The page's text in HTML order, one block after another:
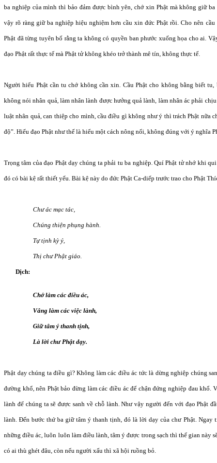
ba nghiệp của mình thì bảo đảm được bình yên, chớ xin Phật mà không giữ
vậy rõ ràng giữ ba nghiệp hiệu nghiệm hơn cầu xin đức Phật rồi. Cho nên
Phật đã từng tuyên bố rằng ta không có quyền ban phước xuống họa cho ai.
đạo Phật rất thực tế mà Phật tử không khéo trở thành mê tín, không thực tế.
Người hiểu Phật cần tu chớ không cần xin. Cầu Phật cho không bằng biết
không nói nhân quả, làm nhân lành được hưởng quả lành, làm nhân ác phải
luật nhân quả, can thiệp cho mình, cầu điều gì không như ý thì trách Phật nữa
độ”. Hiểu đạo Phật như thế là hiểu một cách nông nổi, không đúng với ý nghĩa
Trọng tâm của đạo Phật dạy chúng ta phải tu ba nghiệp. Quí Phật tử nhớ khi
đó có bài kệ rất thiết yếu. Bài kệ này do đức Phật Ca-diếp trước trao cho Phật
Chư ác mạc tác,
Chúng thiện phụng hành.
Tự tịnh kỳ ý,
Thị chư Phật giáo.
Dịch:
Chớ làm các điều ác,
Vâng làm các việc lành,
Giữ tâm ý thanh tịnh,
Là lời chư Phật dạy.
Phật dạy chúng ta điều gì? Không làm các điều ác tức là dừng nghiệp chúng
đường khổ, nên Phật bảo đừng làm các điều ác để chận đứng nghiệp đau khổ.
lành để chúng ta sẽ được sanh về chỗ lành. Như vậy người đến với đạo Phật
lành. Đến bước thứ ba giữ tâm ý thanh tịnh, đó là lời dạy của chư Phật. Ngay
những điều ác, luôn luôn làm điều lành, tâm ý được trong sạch thì thế gian này
có ai thù ghét đâu, còn nếu người xấu thì xã hội ruồng bỏ.